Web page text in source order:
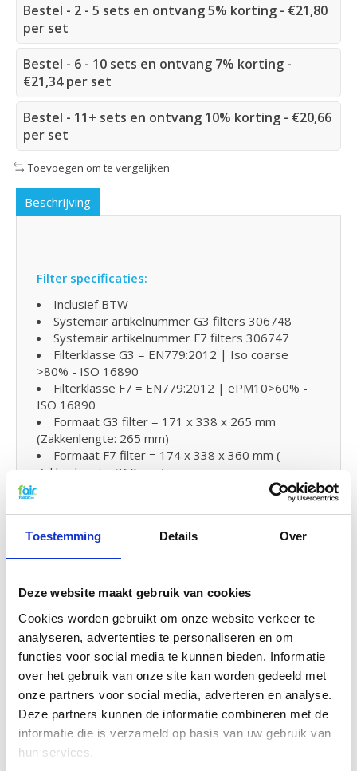
Toestemming Details Over
Deze website maakt gebruik van cookies
Cookies worden gebruikt om onze website verkeer te
analyseren, advertenties te personaliseren en om
functies voor social media te kunnen bieden. Informatie
over het gebruik van onze site kan worden gedeeld met
onze partners voor social media, adverteren en analyse.
Deze partners kunnen de informatie combineren met de
informatie die is verzameld op basis van uw gebruik van
hun services.
Bestel - 2 - 5 sets en ontvang 5% korting - €21,80
per set
Bestel - 6 - 10 sets en ontvang 7% korting -
€21,34 per set
Bestel - 11+ sets en ontvang 10% korting - €20,66
per set
Toevoegen om te vergelijken
Beschrijving
Filter specificaties:
Inclusief BTW
Systemair artikelnummer G3 filters 306748
Systemair artikelnummer F7 filters 306747
Filterklasse G3 = EN779:2012 | Iso coarse
>80% - ISO 16890
Filterklasse F7 = EN779:2012 | ePM10>60% -
ISO 16890
Formaat G3 filter = 171 x 338 x 265 mm
(Zakkenlengte: 265 mm)
Formaat F7 filter = 174 x 338 x 360 mm (
Zakkenlengte: 360 mm)
Extra Voordeel
5% korting bij aanschaf van 2 of meer producten
Bestellingen vanaf € 50,- geen verzendkosten
Bestellingen vanaf € 75,- geen verzendkosten
(BE)
Filterklassen en normeringen
Alles over filterklassen en normeringen. Het
verschil tussen G4 en F7. lees hier alles over
filterklassen en normeringen.